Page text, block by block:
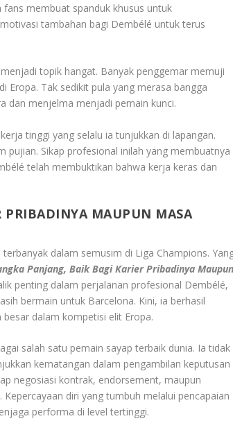
membuat spanduk khusus untuk
tambahan bagi Dembélé untuk terus
topik hangat. Banyak penggemar memuji
Eropa. Tak sedikit pula yang merasa bangga
dan menjelma menjadi pemain kunci.
tinggi yang selalu ia tunjukkan di lapangan.
Sikap profesional inilah yang membuatnya
telah membuktikan bahwa kerja keras dan
PRIBADINYA MAUPUN MASA
dalam semusim di Liga Champions.
Panjang, Baik Bagi Karier Pribadinya
penting dalam perjalanan profesional Dembélé,
bermain untuk Barcelona. Kini, ia berhasil
dalam kompetisi elit Eropa.
salah satu pemain sayap terbaik dunia. Ia tidak
kematangan dalam pengambilan keputusan
negosiasi kontrak, endorsement, maupun
diri yang tumbuh melalui pencapaian
performa di level tertinggi.